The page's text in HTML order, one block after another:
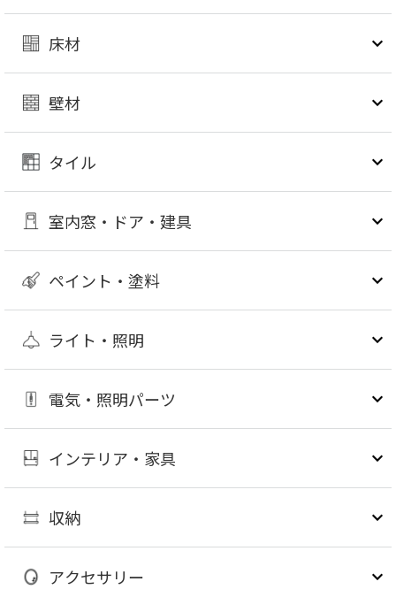
床材
壁材
タイル
室内窓・ドア・建具
ペイント・塗料
ライト・照明
電気・照明パーツ
インテリア・家具
収納
アクセサリー